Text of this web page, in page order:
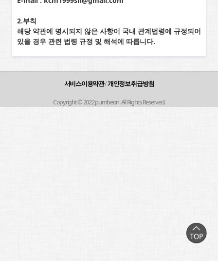
2.부칙
해당 약관에 명시되지 않은 사항이 국내 관계법령에 규정되어
있을 경우 관련 법령 규정 및 해석에 따릅니다.
서비스이용약관/개인정보 취급방침
Copyright © 2022 pumbeon. All Rights Reserved.